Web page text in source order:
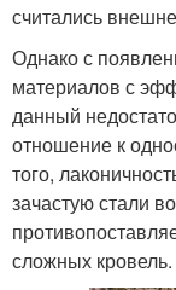
считались
Однако с
материалов с
данный
отношение к
того,
зачастую стали
сложных кровель.